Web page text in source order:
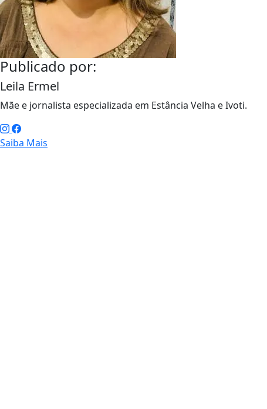
Publicado por:
Leila Ermel
Mãe e jornalista especializada em Estância Velha e Ivoti.
Saiba Mais